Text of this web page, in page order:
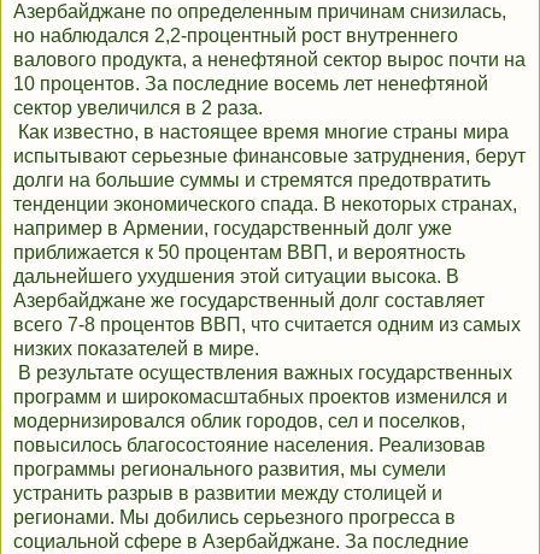
Азербайджане по определенным причинам снизилась,
но наблюдался 2,2-процентный рост внутреннего
валового продукта, а ненефтяной сектор вырос почти на
10 процентов. За последние восемь лет ненефтяной
сектор увеличился в 2 раза.
Как известно, в настоящее время многие страны мира
испытывают серьезные финансовые затруднения, берут
долги на большие суммы и стремятся предотвратить
тенденции экономического спада. В некоторых странах,
например в Армении, государственный долг уже
приближается к 50 процентам ВВП, и вероятность
дальнейшего ухудшения этой ситуации высока. В
Азербайджане же государственный долг составляет
всего 7-8 процентов ВВП, что считается одним из самых
низких показателей в мире.
В результате осуществления важных государственных
программ и широкомасштабных проектов изменился и
модернизировался облик городов, сел и поселков,
повысилось благосостояние населения. Реализовав
программы регионального развития, мы сумели
устранить разрыв в развитии между столицей и
регионами. Мы добились серьезного прогресса в
социальной сфере в Азербайджане. За последние